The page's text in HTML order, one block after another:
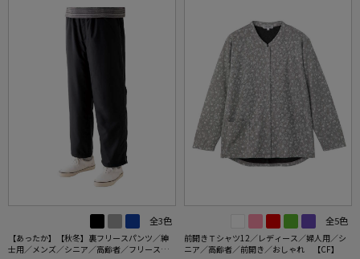
全3色
【あったか】【秋冬】裏フリースパンツ／紳
士用／メンズ／シニア／高齢者／フリース／
全5色
前開きＴシャツ12／レディース／婦人用／シ
ニア／高齢者／前開き／おしゃれ 【CF】